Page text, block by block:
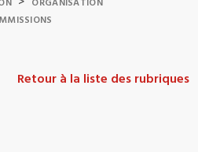
ORGANISATION
Retour à la liste des rubriques